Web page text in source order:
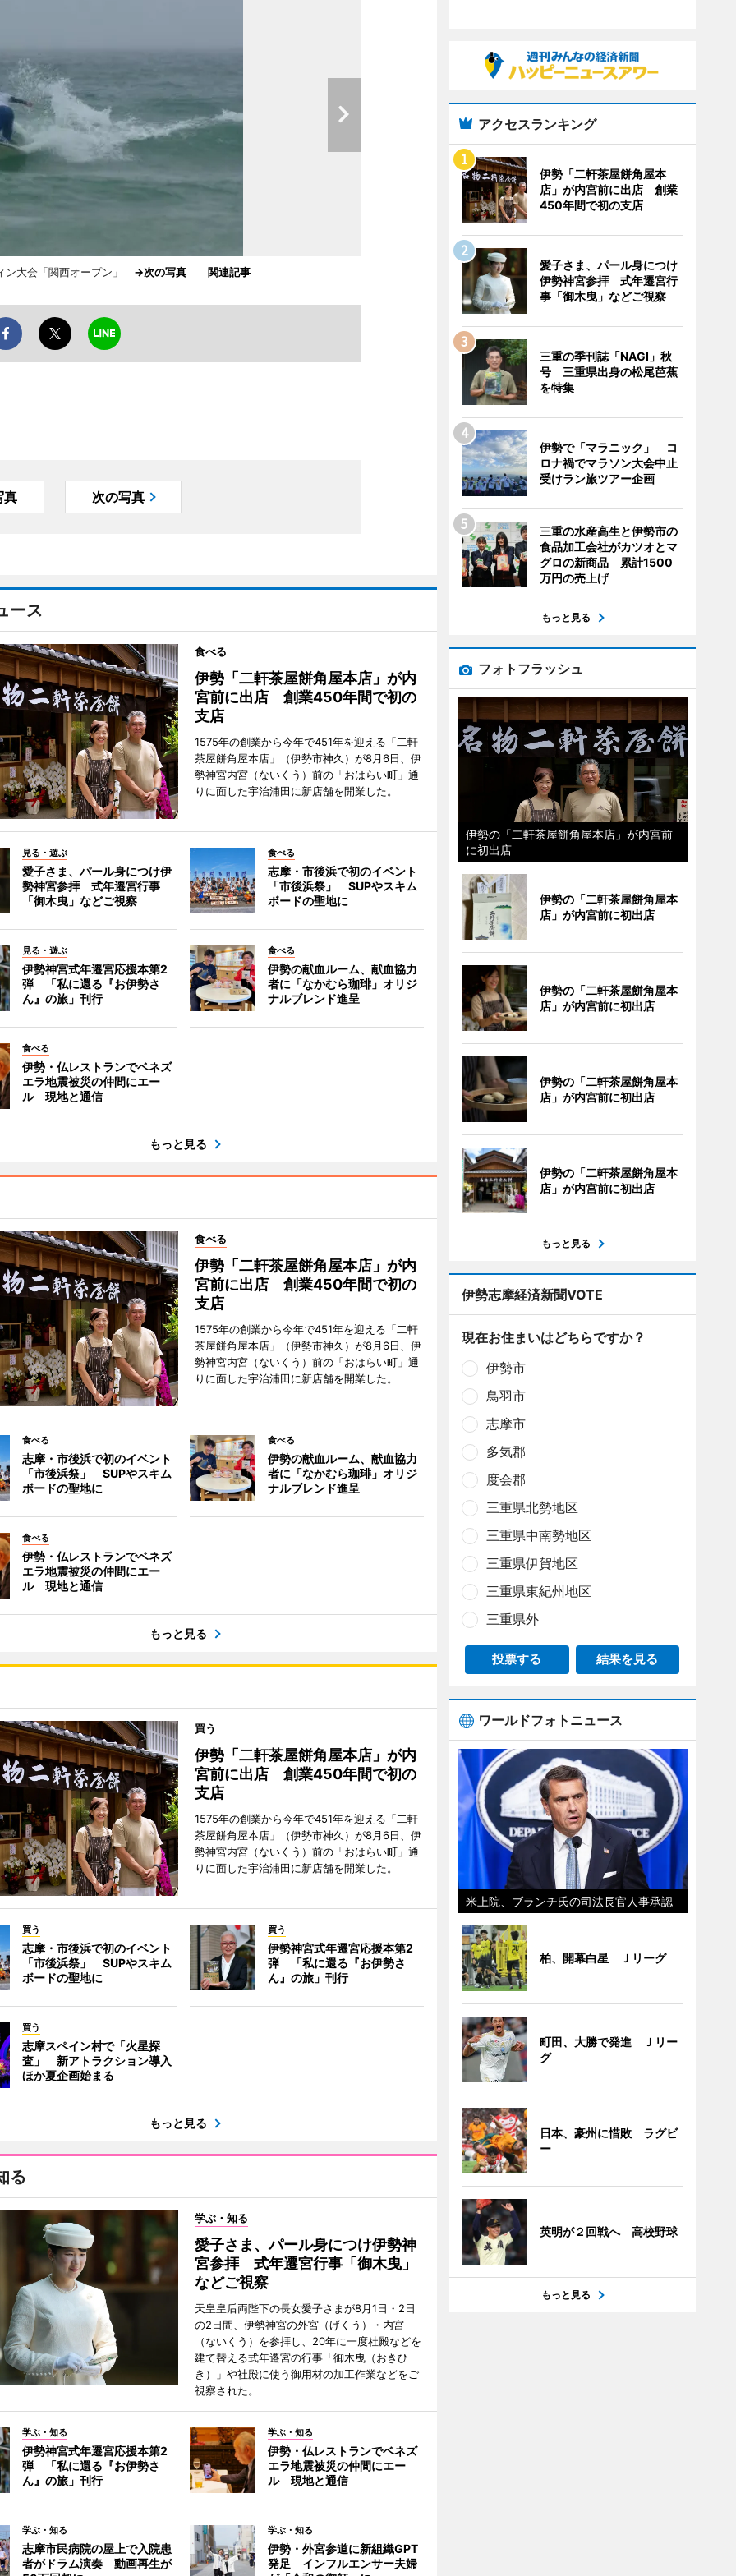
ン大会「関西オープン」 →次の写真 関連記事
真 次の写真
ース
食べる
伊勢「二軒茶屋餅角屋本店」が内
宮前に出店 創業450年間で初の
支店
1575年の創業から今年で451年を迎える「二軒
茶屋餅角屋本店」（伊勢市神久）が8月6日、伊
勢神宮内宮（ないくう）前の「おはらい町」通
りに面した宇治浦田に新店舗を開業した。
見る・遊ぶ
愛子さま、パール身につけ伊
勢神宮参拝 式年遷宮行事
「御木曳」などご視察
食べる
志摩・市後浜で初のイベント
「市後浜祭」 SUPやスキム
ボードの聖地に
見る・遊ぶ
伊勢神宮式年遷宮応援本第2
弾 「私に還る『お伊勢さ
ん』の旅」刊行
食べる
伊勢の献血ルーム、献血協力
者に「なかむら珈琲」オリジ
ナルブレンド進呈
食べる
伊勢・仏レストランでベネズ
エラ地震被災の仲間にエー
ル 現地と通信
もっと見る
食べる
伊勢「二軒茶屋餅角屋本店」が内
宮前に出店 創業450年間で初の
支店
1575年の創業から今年で451年を迎える「二軒
茶屋餅角屋本店」（伊勢市神久）が8月6日、伊
勢神宮内宮（ないくう）前の「おはらい町」通
りに面した宇治浦田に新店舗を開業した。
食べる
志摩・市後浜で初のイベント
「市後浜祭」 SUPやスキム
ボードの聖地に
食べる
伊勢の献血ルーム、献血協力
者に「なかむら珈琲」オリジ
ナルブレンド進呈
食べる
伊勢・仏レストランでベネズ
エラ地震被災の仲間にエー
ル 現地と通信
もっと見る
買う
伊勢「二軒茶屋餅角屋本店」が内
宮前に出店 創業450年間で初の
支店
1575年の創業から今年で451年を迎える「二軒
茶屋餅角屋本店」（伊勢市神久）が8月6日、伊
勢神宮内宮（ないくう）前の「おはらい町」通
りに面した宇治浦田に新店舗を開業した。
買う
志摩・市後浜で初のイベント
「市後浜祭」 SUPやスキム
ボードの聖地に
買う
伊勢神宮式年遷宮応援本第2
弾 「私に還る『お伊勢さ
ん』の旅」刊行
買う
志摩スペイン村で「火星探
査」 新アトラクション導入
ほか夏企画始まる
もっと見る
る
学ぶ・知る
愛子さま、パール身につけ伊勢神
宮参拝 式年遷宮行事「御木曳」
などご視察
天皇皇后両陛下の長女愛子さまが8月1日・2日
の2日間、伊勢神宮の外宮（げくう）・内宮
（ないくう）を参拝し、20年に一度社殿などを
建て替える式年遷宮の行事「御木曳（おきひ
き）」や社殿に使う御用材の加工作業などをご
視察された。
学ぶ・知る
伊勢神宮式年遷宮応援本第2
弾 「私に還る『お伊勢さ
ん』の旅」刊行
学ぶ・知る
伊勢・仏レストランでベネズ
エラ地震被災の仲間にエー
ル 現地と通信
学ぶ・知る
志摩市民病院の屋上で入院患
者がドラム演奏 動画再生が
学ぶ・知る
伊勢・外宮参道に新組織GPT
発足 インフルエンサー夫婦
アクセスランキング
伊勢「二軒茶屋餅角屋本
店」が内宮前に出店 創業
450年間で初の支店
愛子さま、パール身につけ
伊勢神宮参拝 式年遷宮行
事「御木曳」などご視察
三重の季刊誌「NAGI」秋
号 三重県出身の松尾芭蕉
を特集
伊勢で「マラニック」 コ
ロナ禍でマラソン大会中止
受けラン旅ツアー企画
三重の水産高生と伊勢市の
食品加工会社がカツオとマ
グロの新商品 累計1500
万円の売上げ
もっと見る
フォトフラッシュ
伊勢の「二軒茶屋餅角屋本店」が内宮前
に初出店
伊勢の「二軒茶屋餅角屋本
店」が内宮前に初出店
伊勢の「二軒茶屋餅角屋本
店」が内宮前に初出店
伊勢の「二軒茶屋餅角屋本
店」が内宮前に初出店
伊勢の「二軒茶屋餅角屋本
店」が内宮前に初出店
もっと見る
伊勢志摩経済新聞VOTE
現在お住まいはどちらですか？
伊勢市
鳥羽市
志摩市
多気郡
度会郡
三重県北勢地区
三重県中南勢地区
三重県伊賀地区
三重県東紀州地区
三重県外
投票する 結果を見る
ワールドフォトニュース
米上院、ブランチ氏の司法長官人事承認
柏、開幕白星 Ｊリーグ
町田、大勝で発進 Ｊリー
グ
日本、豪州に惜敗 ラグビ
ー
英明が２回戦へ 高校野球
もっと見る